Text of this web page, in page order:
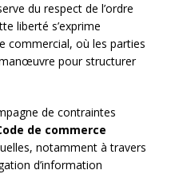
du respect de l’ordre
liberté s’exprime
commercial, où les parties
pour structurer
de contraintes
de commerce
notamment à travers
d’information